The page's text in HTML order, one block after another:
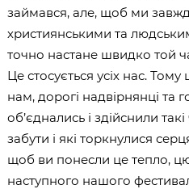
займався, але, щоб ми
християнськими та
точно настане швидко той
Це стосується усіх нас.
нам, дорогі надвірнянці та
об’єднались і здійснили
забути і які торкнулися
щоб ви понесли це тепло,
наступного нашого